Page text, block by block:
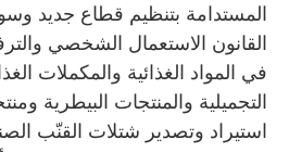
المستدامة بتنظيم قطاع جديد
القانون الاستعمال الشخصي
في المواد الغذائية والمكملات
التجميلية والمنتجات البيطرية
استيراد وتصدير شتلات القنّب